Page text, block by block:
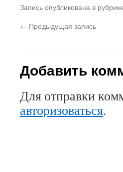
Twitter
(Открывается
новом
окне)
контентом
на
(Открывается
в
Google+
(Открывается
новом
окне)
Запись опубликована в рубрике
← Предыдущая запись
Добавить
Для отправки
авторизоваться.